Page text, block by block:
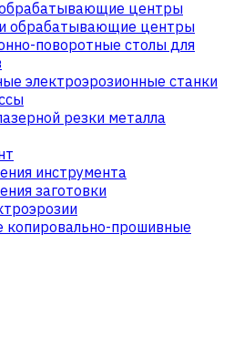
центры
обрабатывающие центры
поворотные столы для
электроэрозионные станки
резки металла
инструмента
заготовки
копировально-прошивные